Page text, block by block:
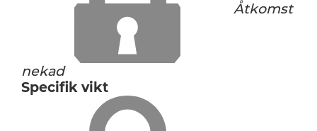
Åtkomst
nekad
Specifik vikt